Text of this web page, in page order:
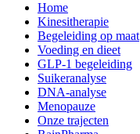
Home
Kinesitherapie
Begeleiding op maat
Voeding en dieet
GLP-1 begeleiding
Suikeranalyse
DNA-analyse
Menopauze
Onze trajecten